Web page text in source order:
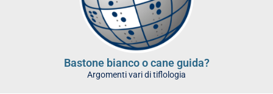
Bastone bianco o cane guida?
Argomenti vari di tiflologia